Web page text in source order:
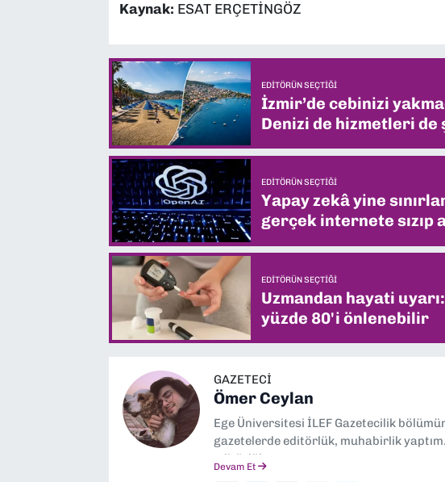
Kaynak: ESAT ERÇETİNGÖZ
EDITÖRÜN SEÇTIĞI
İzmir’de cebinizi
Denizi de hizmetleri de
EDITÖRÜN SEÇTIĞI
Yapay zekâ yine
gerçek internete sızıp
EDITÖRÜN SEÇTIĞI
Uzmandan hayati
yüzde 80'i önlenebilir
GAZETECİ
Ömer Ceylan
Ege Üniversitesi İLEF Gazetecilik
gazetelerde editörlük, muhabirlik
editörlük yapıyorum.
Devam Et